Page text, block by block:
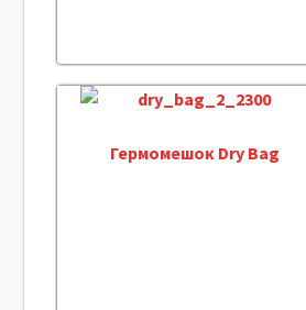
Гермомешок Dry Bag